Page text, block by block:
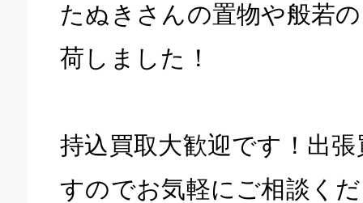
たぬきさんの置物や般若
荷しました！
持込買取大歓迎です！出
すのでお気軽にご相談く